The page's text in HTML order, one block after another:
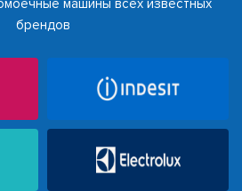
машины всех известных
брендов